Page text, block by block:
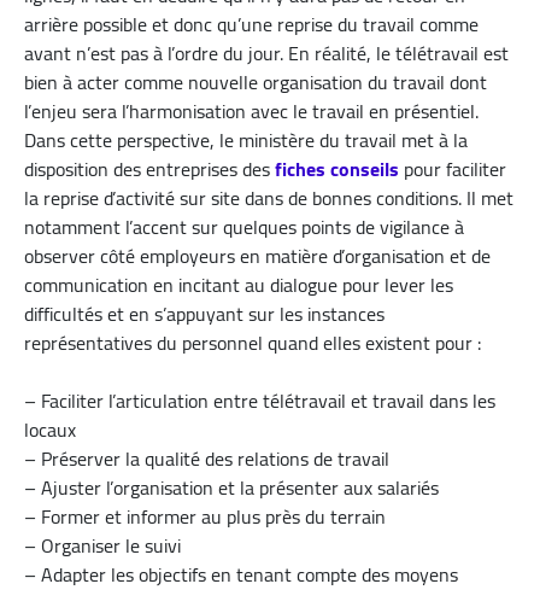
arrière possible et donc qu’une reprise du travail comme
avant n’est pas à l’ordre du jour. En réalité, le télétravail est
bien à acter comme nouvelle organisation du travail dont
l’enjeu sera l’harmonisation avec le travail en présentiel.
Dans cette perspective, le ministère du travail met à la
disposition des entreprises desfiches conseils pour faciliter
la reprise d’activité sur site dans de bonnes conditions. Il met
notamment l’accent sur quelques points de vigilance à
observer côté employeurs en matière d’organisation et de
communication en incitant au dialogue pour lever les
difficultés et en s’appuyant sur les instances
représentatives du personnel quand elles existent pour :
– Faciliter l’articulation entre télétravail et travail dans les
locaux
– Préserver la qualité des relations de travail
– Ajuster l’organisation et la présenter aux salariés
– Former et informer au plus près du terrain
– Organiser le suivi
– Adapter les objectifs en tenant compte des moyens